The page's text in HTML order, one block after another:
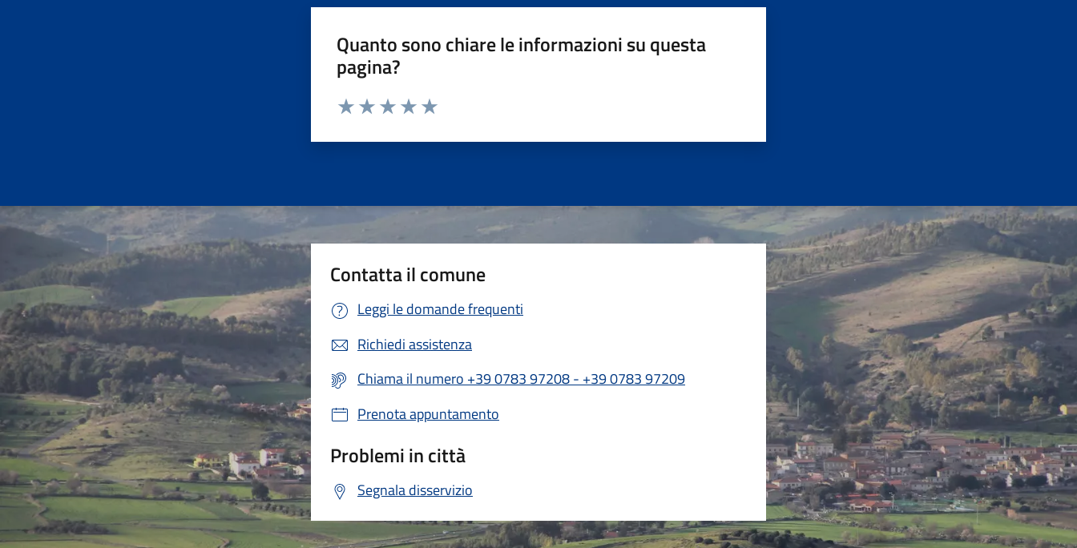
Quanto sono chiare le informazioni su questa
pagina?
Valuta da 1 a 5 stelle la pagina
Contatta il comune
Leggi le domande frequenti
Richiedi assistenza
Chiama il numero +39 0783 97208 - +39 0783 97209
Prenota appuntamento
Problemi in città
Segnala disservizio